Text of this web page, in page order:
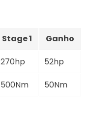
Stage 1 Ganho
270hp 52hp
500Nm 50Nm